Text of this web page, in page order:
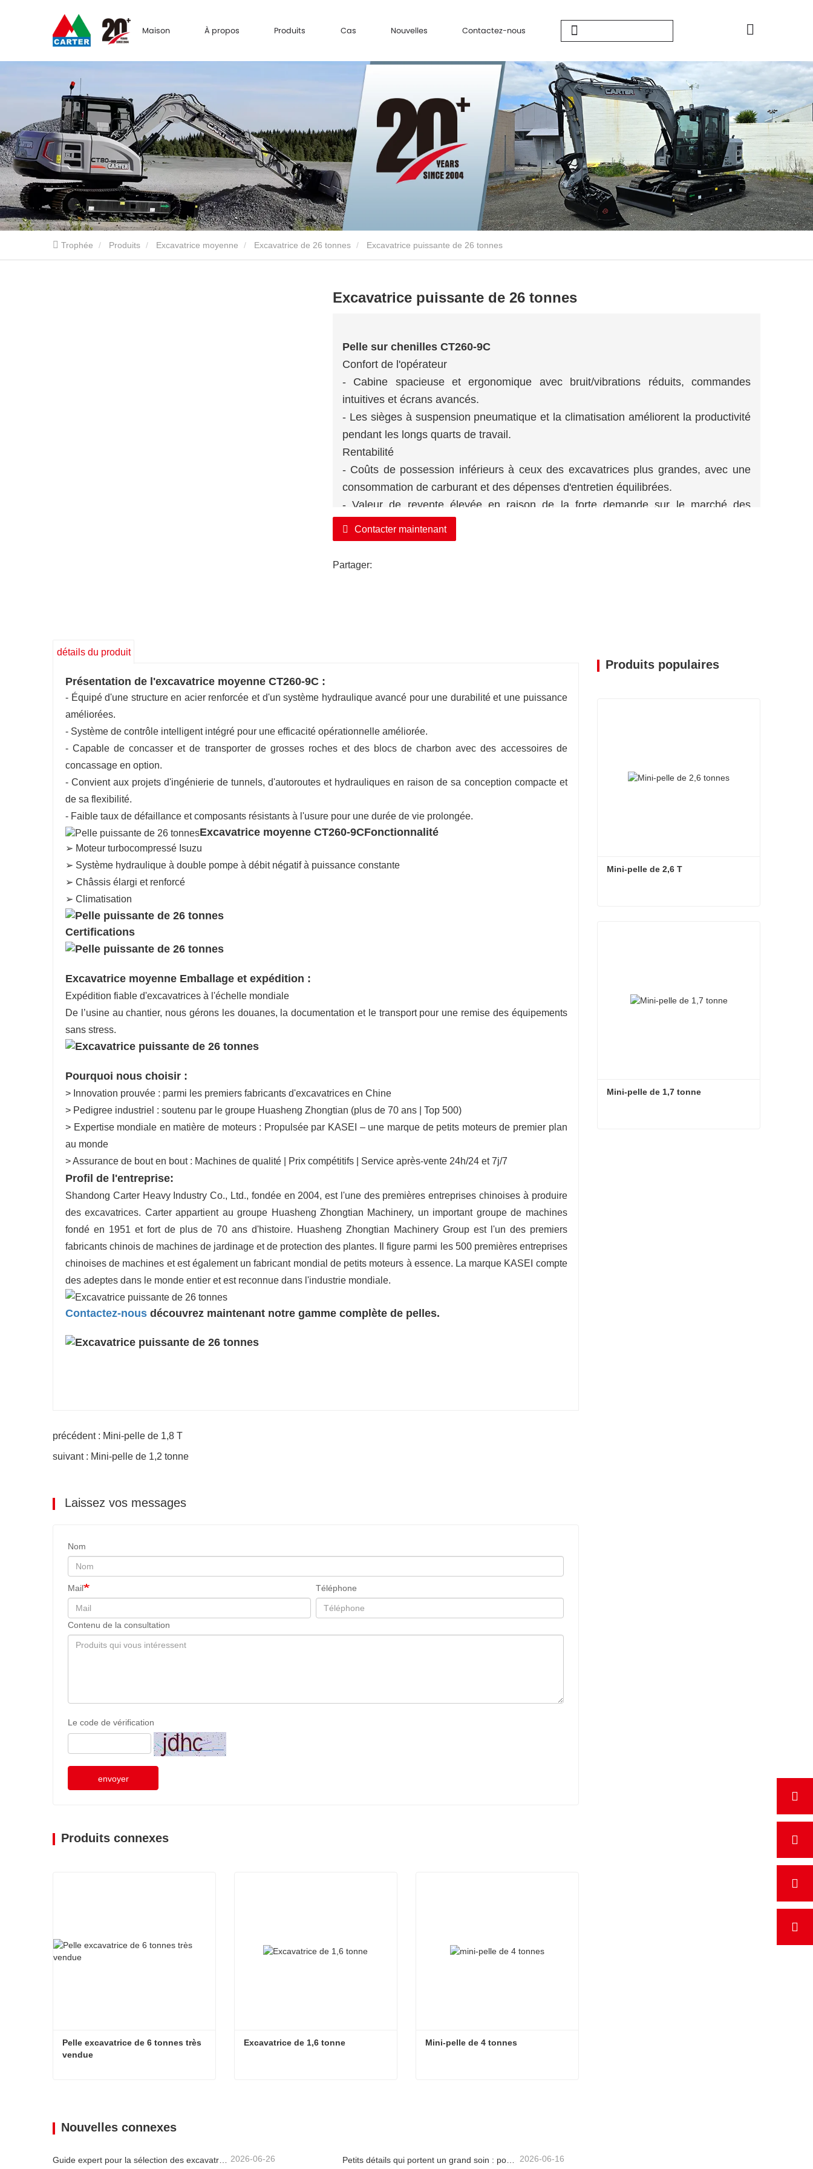
Maison À propos Produits Cas Nouvelles Contactez-nous
Trophée Produits Excavatrice moyenne Excavatrice de 26 tonnes Excavatrice puissante de 26 tonnes
Excavatrice puissante de 26 tonnes
Pelle sur chenilles CT260-9C
Confort de l'opérateur
- Cabine spacieuse et ergonomique avec bruit/vibrations réduits, commandes
intuitives et écrans avancés.
- Les sièges à suspension pneumatique et la climatisation améliorent la productivité
pendant les longs quarts de travail.
Rentabilité
- Coûts de possession inférieurs à ceux des excavatrices plus grandes, avec une
consommation de carburant et des dépenses d'entretien équilibrées.
- Valeur de revente élevée en raison de la forte demande sur le marché des
excavatrices de taille moyenne.
Intégration technologique
Contacter maintenant
Partager:
détails du produit
Présentation de l'excavatrice moyenne CT260-9C :
- Équipé d'une structure en acier renforcée et d'un système hydraulique avancé pour une durabilité et une puissance
améliorées.
- Système de contrôle intelligent intégré pour une efficacité opérationnelle améliorée.
- Capable de concasser et de transporter de grosses roches et des blocs de charbon avec des accessoires de
concassage en option.
- Convient aux projets d'ingénierie de tunnels, d'autoroutes et hydrauliques en raison de sa conception compacte et
de sa flexibilité.
- Faible taux de défaillance et composants résistants à l'usure pour une durée de vie prolongée.
Excavatrice moyenne CT260-9CFonctionnalité
➢ Moteur turbocompressé Isuzu
➢ Système hydraulique à double pompe à débit négatif à puissance constante
➢ Châssis élargi et renforcé
➢ Climatisation
Certifications
Excavatrice moyenne Emballage et expédition :
Expédition fiable d'excavatrices à l'échelle mondiale
De l’usine au chantier, nous gérons les douanes, la documentation et le transport pour une remise des équipements
sans stress.
Pourquoi nous choisir :
> Innovation prouvée : parmi les premiers fabricants d'excavatrices en Chine
> Pedigree industriel : soutenu par le groupe Huasheng Zhongtian (plus de 70 ans | Top 500)
> Expertise mondiale en matière de moteurs : Propulsée par KASEI – une marque de petits moteurs de premier plan
au monde
> Assurance de bout en bout : Machines de qualité | Prix compétitifs | Service après-vente 24h/24 et 7j/7
Profil de l'entreprise:
Shandong Carter Heavy Industry Co., Ltd., fondée en 2004, est l'une des premières entreprises chinoises à produire
des excavatrices. Carter appartient au groupe Huasheng Zhongtian Machinery, un important groupe de machines
fondé en 1951 et fort de plus de 70 ans d'histoire. Huasheng Zhongtian Machinery Group est l'un des premiers
fabricants chinois de machines de jardinage et de protection des plantes. Il figure parmi les 500 premières entreprises
chinoises de machines et est également un fabricant mondial de petits moteurs à essence. La marque KASEI compte
des adeptes dans le monde entier et est reconnue dans l'industrie mondiale.
Contactez-nous découvrez maintenant notre gamme complète de pelles.
précédent : Mini-pelle de 1,8 T
suivant : Mini-pelle de 1,2 tonne
Laissez vos messages
Nom
Mail Téléphone
Contenu de la consultation
Le code de vérification
envoyer
Produits connexes
Pelle excavatrice de 6 tonnes très
vendue
Excavatrice de 1,6 tonne Mini-pelle de 4 tonnes
Nouvelles connexes
2026-06-26 Petits détails qui portent un grand soin : porte-gobelet soudé sur mesure pour mini-pelles 2026-06-16
Produits populaires
Mini-pelle de 2,6 T
Mini-pelle de 1,7 tonne